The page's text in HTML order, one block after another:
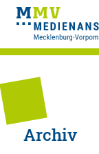
Archiv